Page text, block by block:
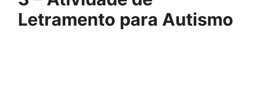
Letramento para Autismo